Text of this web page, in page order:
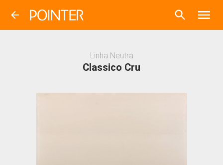
Linha Neutra
Classico Cru